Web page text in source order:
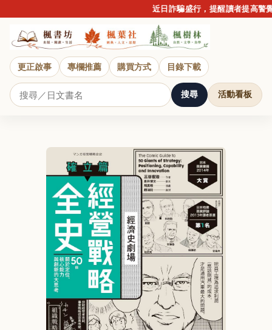
近日詐騙盛行，提醒讀者提高警覺
更正啟事 專欄推薦 購買方式 目錄下載
搜尋 活動看板